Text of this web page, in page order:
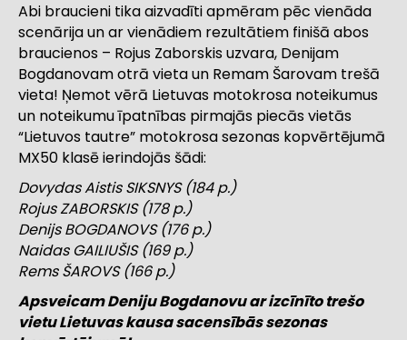
Abi braucieni tika aizvadīti apmēram pēc vienāda
scenārija un ar vienādiem rezultātiem finišā abos
braucienos – Rojus Zaborskis uzvara, Denijam
Bogdanovam otrā vieta un Remam Šarovam trešā
vieta! Ņemot vērā Lietuvas motokrosa noteikumus
un noteikumu īpatnības pirmajās piecās vietās
“Lietuvos tautre” motokrosa sezonas kopvērtējumā
MX50 klasē ierindojās šādi:
Dovydas Aistis SIKSNYS (184 p.)
Rojus ZABORSKIS (178 p.)
Denijs BOGDANOVS (176 p.)
Naidas GAILIUŠIS (169 p.)
Rems ŠAROVS (166 p.)
Apsveicam Deniju Bogdanovu ar izcīnīto trešo
vietu Lietuvas kausa sacensībās sezonas